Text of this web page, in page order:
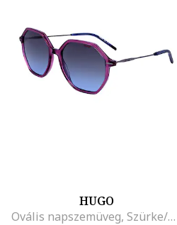
HUGO
Ovális napszemüveg, Szürke/Lila